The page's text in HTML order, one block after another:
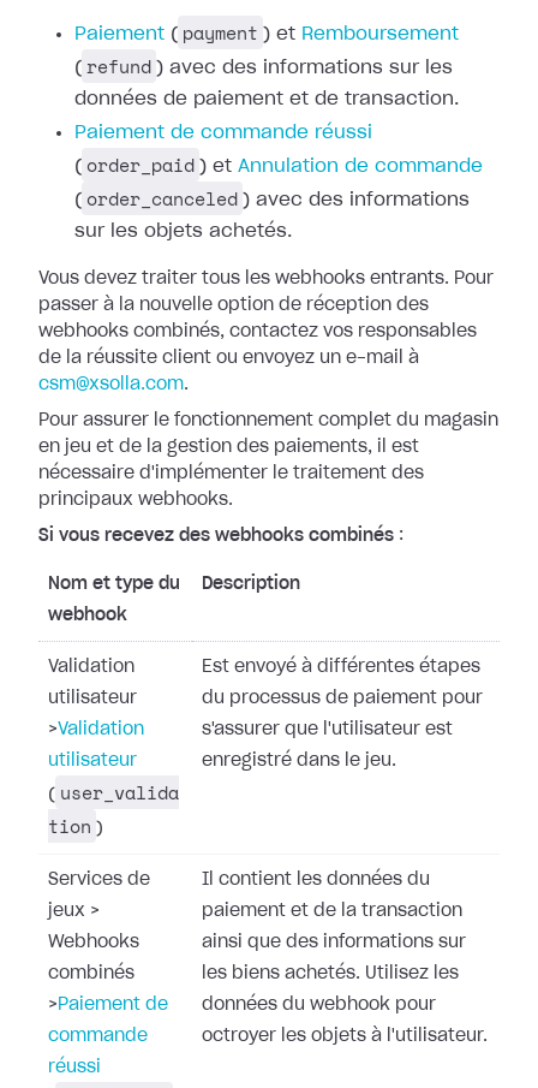
Paiement ( payment ) et Remboursement
( refund ) avec des informations sur les
données de paiement et de transaction.
Paiement de commande réussi
( order_paid ) et Annulation de commande
( order_canceled ) avec des informations
sur les objets achetés.
Vous devez traiter tous les webhooks entrants. Pour
passer à la nouvelle option de réception des
webhooks combinés, contactez vos responsables
de la réussite client ou envoyez un e-mail à
csm@xsolla.com.
Pour assurer le fonctionnement complet du magasin
en jeu et de la gestion des paiements, il est
nécessaire d'implémenter le traitement des
principaux webhooks.
Si vous recevez des webhooks combinés :
Nom et type du
webhook
Description
Validation
utilisateur
>Validation
utilisateur
( user_valida
tion )
Est envoyé à différentes étapes
du processus de paiement pour
s'assurer que l'utilisateur est
enregistré dans le jeu.
Services de
jeux >
Webhooks
combinés
> Paiement de
commande
réussi
Il contient les données du
paiement et de la transaction
ainsi que des informations sur
les biens achetés. Utilisez les
données du webhook pour
octroyer les objets à l'utilisateur.